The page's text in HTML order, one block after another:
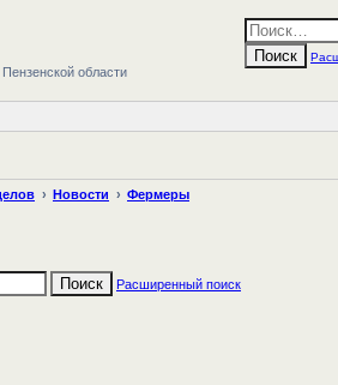
области
Поиск
Новости Фермеры
Поиск Расширенный поиск